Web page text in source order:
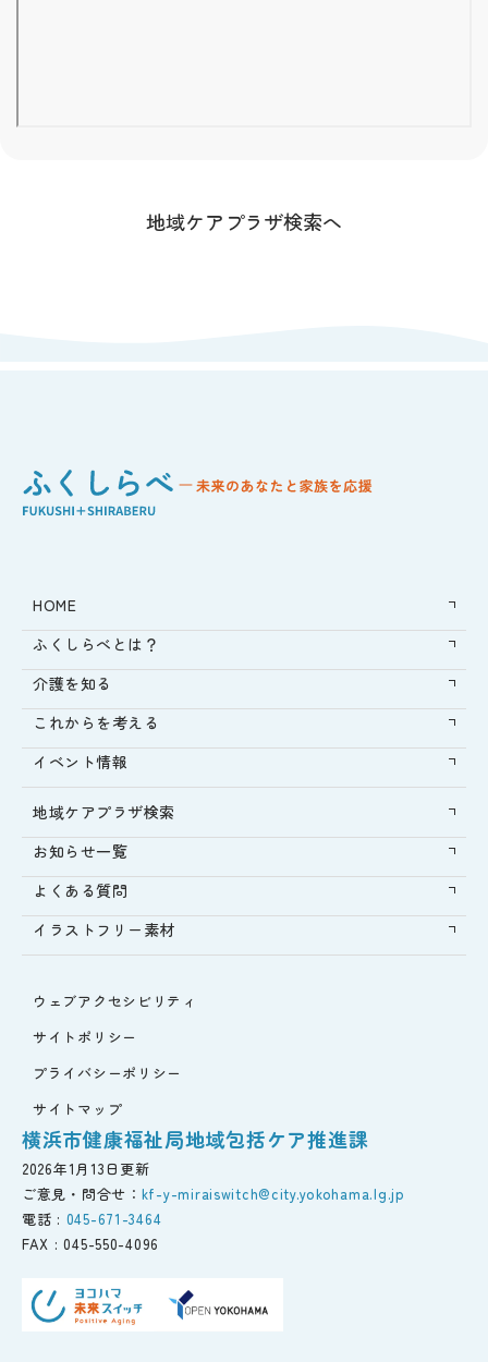
地域ケアプラザ検索へ
HOME
ふくしらべとは？
介護を知る
これからを考える
イベント情報
地域ケアプラザ検索
お知らせ一覧
よくある質問
イラストフリー素材
ウェブアクセシビリティ
サイトポリシー
プライバシーポリシー
サイトマップ
横浜市健康福祉局地域包括ケア推進課
2026年1月13日更新
ご意見・問合せ： kf-y-miraiswitch@city.yokohama.lg.jp
電話 : 045-671-3464
FAX : 045-550-4096